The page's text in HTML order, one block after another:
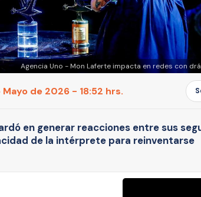
Agencia Uno - Mon Laferte impacta en redes con
Mayo de 2026 - 18:52 hrs.
en generar reacciones entre sus
de la intérprete para reinventarse